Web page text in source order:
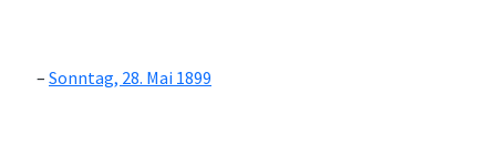
Sonntag, 28. Mai 1899